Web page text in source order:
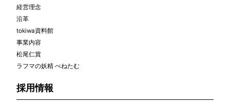
経営理念
沿革
tokiwa資料館
事業内容
松尾仁賞
ラフマの妖精 べねたむ
採用情報